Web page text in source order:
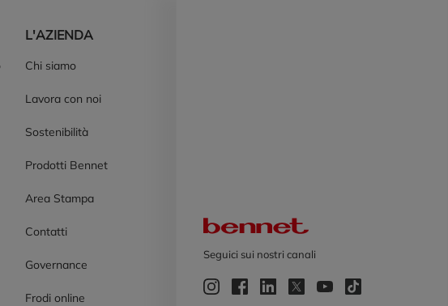
L'AZIENDA
Chi siamo
Lavora con noi
Sostenibilità
Prodotti Bennet
Area Stampa
Contatti
Governance
Frodi online
Seguici sui nostri canali